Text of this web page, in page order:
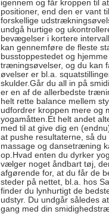
igennem og får kroppen til
positioner, end den er vant
forskellige
undgå hurtige og
bevægelser i kortere
kan gennemføre de fleste
busstoppestedet og
træningsøvelser, og du kan
øvelser er bl.a.
skulder.Går du all in på
er en af de allerbedste
helt rette balance mellem
udfordrer kroppen mere og
yogamåtten.Et helt andet
med til at give dig en
at pushe resultaterne, så
massage og dansetræning
op.Hvad enten du dyrker
vælger noget åndbart tøj,
afgørende for, at du får de
steder på nettet, bl.a. hos
finder du lynhurtigt de
udstyr. Du undgår således
gang med din